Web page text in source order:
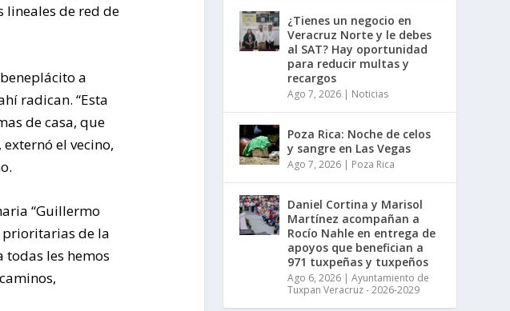
lineales de red de
a
radican. “Esta
de casa, que
el vecino,
“Guillermo
prioritarias de la
les hemos
¿Tienes un negocio en
Veracruz Norte y le debes
al SAT? Hay oportunidad
para reducir multas y
recargos
Ago 7, 2026 | Noticias
Poza Rica: Noche de celos
y sangre en Las Vegas
Ago 7, 2026 | Poza Rica
Daniel Cortina y Marisol
Martínez acompañan a
Rocío Nahle en entrega de
apoyos que benefician a
971 tuxpeñas y tuxpeños
Ago 6, 2026 |Ayuntamiento de
Tuxpan Veracruz - 2026-2029